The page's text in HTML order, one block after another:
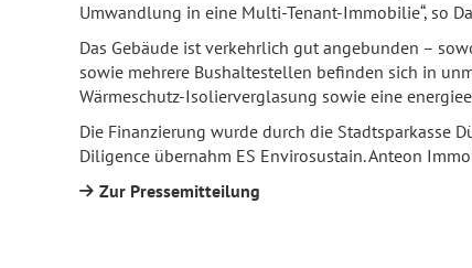
Umwandlung in eine Multi-Tenant-Immobilie“, so
Das Gebäude ist verkehrlich gut angebunden –
sowie mehrere Bushaltestellen befinden sich in
Wärmeschutz-Isolierverglasung sowie eine
Die Finanzierung wurde durch die Stadtsparkasse
Diligence übernahm ES Envirosustain. Anteon
Zur Pressemitteilung